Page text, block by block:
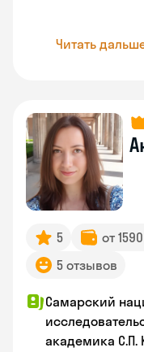
Читать
5 от
5 отзывов
Самарский
академика С.П.